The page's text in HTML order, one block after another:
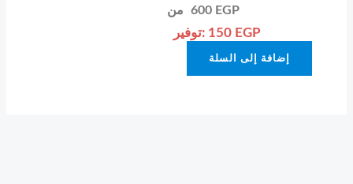
600 EGP
توفير: 150 EGP
إضافة إلى السلة